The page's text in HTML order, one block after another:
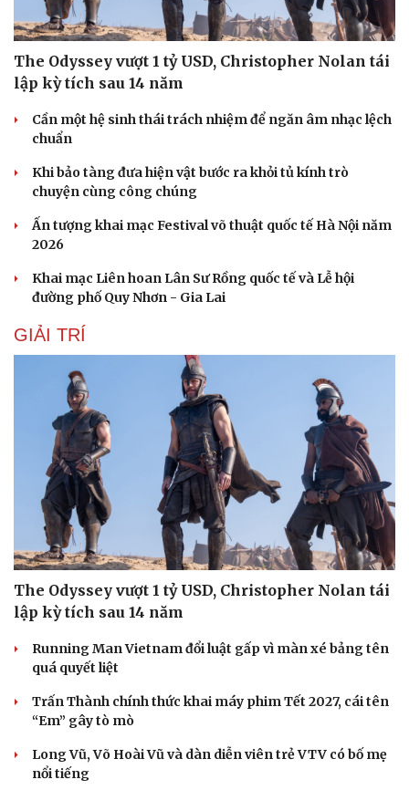
Sân khấu - Điện ảnh
Văn học
Nghệ sĩ
The Odyssey vượt 1 tỷ USD, Christopher Nolan tái
lập kỳ tích sau 14 năm
Cần một hệ sinh thái trách nhiệm để ngăn âm nhạc lệch
chuẩn
Khi bảo tàng đưa hiện vật bước ra khỏi tủ kính trò
chuyện cùng công chúng
Ấn tượng khai mạc Festival võ thuật quốc tế Hà Nội năm
2026
Khai mạc Liên hoan Lân Sư Rồng quốc tế và Lễ hội
đường phố Quy Nhơn - Gia Lai
GIẢI TRÍ
The Odyssey vượt 1 tỷ USD, Christopher Nolan tái
lập kỳ tích sau 14 năm
Running Man Vietnam đổi luật gấp vì màn xé bảng tên
quá quyết liệt
Trấn Thành chính thức khai máy phim Tết 2027, cái tên
“Em” gây tò mò
Long Vũ, Võ Hoài Vũ và dàn diễn viên trẻ VTV có bố mẹ
nổi tiếng